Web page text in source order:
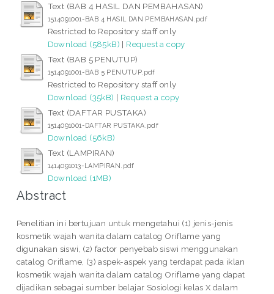
Text (BAB 4 HASIL DAN PEMBAHASAN)
1514091001-BAB 4 HASIL DAN PEMBAHASAN.pdf
Restricted to Repository staff only
Download (585kB) | Request a copy
Text (BAB 5 PENUTUP)
1514091001-BAB 5 PENUTUP.pdf
Restricted to Repository staff only
Download (35kB) | Request a copy
Text (DAFTAR PUSTAKA)
1514091001-DAFTAR PUSTAKA.pdf
Download (56kB)
Text (LAMPIRAN)
1414091013-LAMPIRAN.pdf
Download (1MB)
Abstract
Penelitian ini bertujuan untuk mengetahui (1) jenis-jenis
kosmetik wajah wanita dalam catalog Oriflame yang
digunakan siswi, (2) factor penyebab siswi menggunakan
catalog Oriflame, (3) aspek-aspek yang terdapat pada iklan
kosmetik wajah wanita dalam catalog Oriflame yang dapat
dijadikan sebagai sumber belajar Sosiologi kelas X dalam